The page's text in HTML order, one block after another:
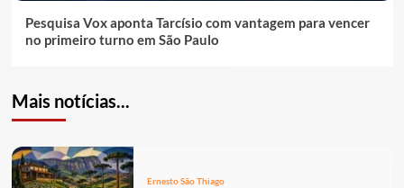
Pesquisa Vox aponta Tarcísio com vantagem para vencer
no primeiro turno em São Paulo
Mais notícias...
Ernesto São Thiago